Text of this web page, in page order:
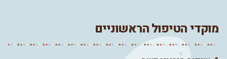
מוקדי הטיפול הראשוניים